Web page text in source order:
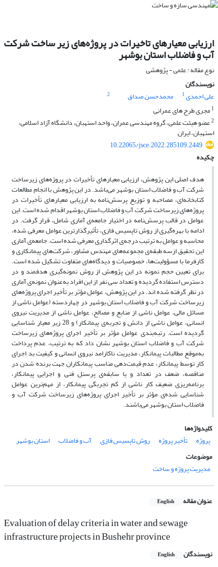
ارزیابی معیارهای تاخیرات در پروژه‌های زیر ساخت شرکت
آب و فاضلاب استان بوشهر
نوع مقاله : علمی - پژوهشی
نویسندگان
علی احمدی1 محمدحسن صداق
2
1مجری طرح های عمرانی
2عضو هیئت علمی، گروه مهندسی عمران، واحد استهبان، دانشگاه آزاد اسلامی،
استهبان، ایران
10.22065/jsce.2022.285109.2449
چکیده
هدف اصلی این پژوهش، ارزیابی معیارهای تأخیرات در پروژه‌های زیرساخت
شرکت آب و فاضلاب استان بوشهر می‌باشد. در این پژوهش با انجام مطالعات
کتابخانه‌ای، مصاحبه و توزیع پرسش‌نامه به ارزیابی معیارهای تأخیرات در
پروژه‌های زیرساخت شرکت آب و فاضلاب استان بوشهر اقدام شده است. این
عوامل در قالب پرسش‌نامه در اختیار جامعه‌ی آماری شامل، قرار گرفت. در
ادامه با بهره‌گیری از روش تاپسیس فازی، تأثیرگذارترین عوامل معرفی شده،
محاسبه و عوامل به ترتیب درجه‌ی اثرگذاری معرفی شده است. جامعه‌ی آماری
این تحقیق ازسه طبقه‌ی مجموعه‌‌‌های مهندس مشاور، شرکت‌‌‌های پیمانکاری و
کارفرما با مسؤولیت‌ها، خصوصیات و دیدگاه‌‌‌های متفاوت تشکیل شده است.
برای تعیین حجم نمونه در این پژوهش از روش نمونه‌گیری هدفمند و در
دسترس استفاده گردیده و تعداد سی نفر از این افراد به‌عنوان نمونه‌ی آماری
در نظر گرفته شده اند. در این پژوهش، عوامل مؤثر بر تأخیر اجرای پروژه‌های
زیرساخت شرکت آب و فاضلاب استان بوشهر در چهاردسته (عوامل ناشی از
مسائل مالی، عوامل ناشی از منابع و مصالح، عوامل ناشی از مدیریت نیروی
انسانی، عوامل ناشی از دانش و تجربه‌ی پیمانکار) و 28 زیر معیار شناسایی
گردیده است. رتبه‌بندی عوامل مؤثر بر تأخیر اجرای پروژه‌های زیرساخت
شرکت آب و فاضلاب استان بوشهر نشان داد که به ترتیب، عدم پرداخت
به‌موقع مطالبات پیمانکار، مدیریت ناکارامد نیروی انسانی و کیفیت بد اجرای
کار توسط پیمانکار، عدم قیمت‌دهی مناسب پیمانکاران جهت برنده شدن در
مناقصه، ضعف در تعداد و یا سابقه‌ی پرسنل فنی و اجرایی پیمانکار،
برنامه‌ریزی ضعیف کار ناشی از کم تجربگی پیمانکار، از مهم‌ترین عوامل
شناسایی شده‌ی مؤثر بر تأخیر اجرای پروژه‌های زیرساخت شرکت آب و
فاضلاب استان بوشهر می‌باشند.
کلیدواژه‌ها
پروژه
تأخیر پروژه روش تاپسیس فازی آب و فاضلاب
استان بوشهر
موضوعات
مدیریت پروژه و ساخت
عنوان مقاله English
Evaluation of delay criteria in water and sewage
infrastructure projects in Bushehr province
نویسندگان English